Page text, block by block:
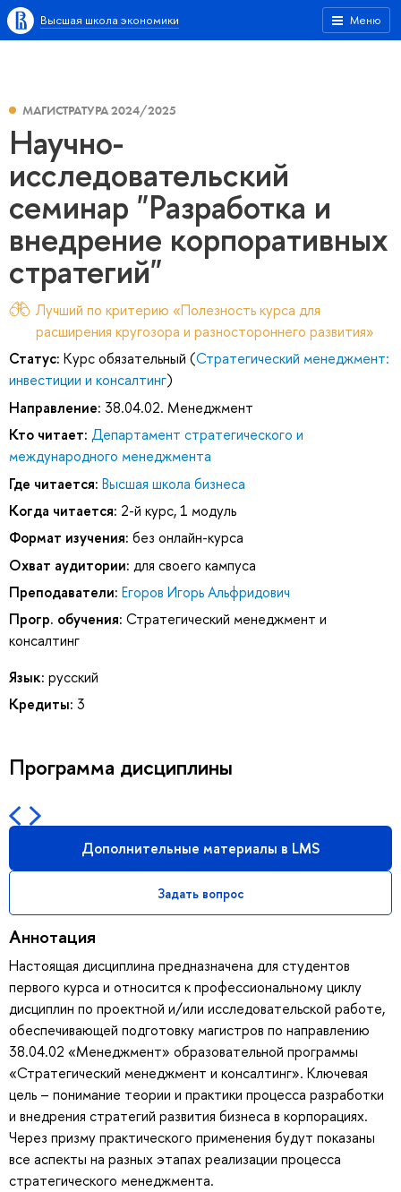
Меню
Высшая школа экономики
МАГИСТРАТУРА 2024/2025
Научно-
исследовательский
семинар "Разработка и
внедрение корпоративных
стратегий"
Лучший по критерию «Полезность курса для
расширения кругозора и разностороннего развития»
Статус: Курс обязательный (Стратегический менеджмент:
инвестиции и консалтинг)
Направление: 38.04.02. Менеджмент
Кто читает: Департамент стратегического и
международного менеджмента
Где читается: Высшая школа бизнеса
Когда читается: 2-й курс, 1 модуль
Формат изучения: без онлайн-курса
Охват аудитории: для своего кампуса
Преподаватели: Егоров Игорь Альфридович
Прогр. обучения: Стратегический менеджмент и
консалтинг
Язык: русский
Кредиты: 3
Программа дисциплины
Дополнительные материалы в LMS
Задать вопрос
Аннотация
Настоящая дисциплина предназначена для студентов
первого курса и относится к профессиональному циклу
дисциплин по проектной и/или исследовательской работе,
обеспечивающей подготовку магистров по направлению
38.04.02 «Менеджмент» образовательной программы
«Стратегический менеджмент и консалтинг». Ключевая
цель – понимание теории и практики процесса разработки
и внедрения стратегий развития бизнеса в корпорациях.
Через призму практического применения будут показаны
все аспекты на разных этапах реализации процесса
стратегического менеджмента.